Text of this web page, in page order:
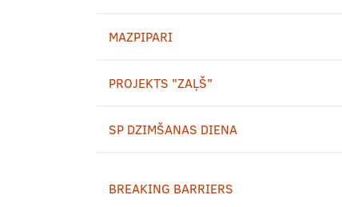
MAZPIPARI
PROJEKTS "ZAĻŠ"
SP DZIMŠANAS DIENA
BREAKING BARRIERS